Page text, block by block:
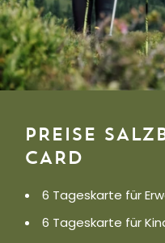
PREISE
CARD
6 Tageskarte für
6 Tageskarte für